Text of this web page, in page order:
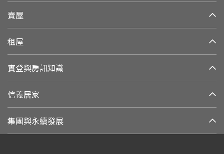
賣屋
租屋
實登與房訊知識
信義居家
集團與永續發展